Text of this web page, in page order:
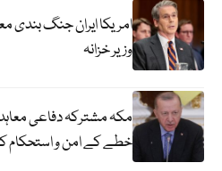
امریکا ایران جنگ بندی
وزیر خزانہ
مکہ مشترکہ دفاعی
خطے کے امن و استحکام